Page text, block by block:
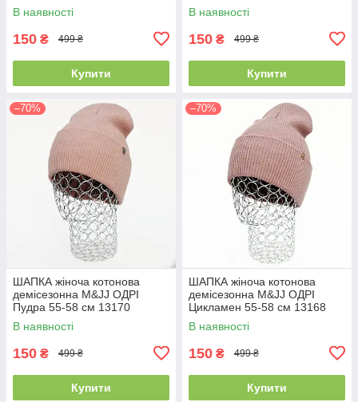
В наявності
150 ₴ 499 ₴
Купити
В наявності
150 ₴ 499 ₴
Купити
–70%
ШАПКА жіноча котонова
демісезонна M&JJ ОДРІ
Пудра 55-58 см 13170
В наявності
150 ₴ 499 ₴
Купити
–70%
ШАПКА жіноча котонова
демісезонна M&JJ ОДРІ
Цикламен 55-58 см 13168
В наявності
150 ₴ 499 ₴
Купити